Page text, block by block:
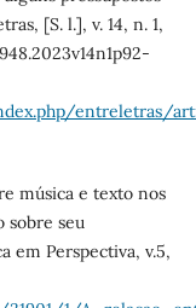
[S. l.], v. 14, n. 1,
entreletras/
música e texto nos
sobre seu
em Perspectiva, v.5,